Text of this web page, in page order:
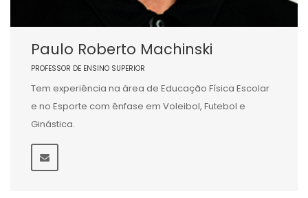
Paulo Roberto Machinski
PROFESSOR DE ENSINO SUPERIOR
Tem experiência na área de Educação Física Escolar
e no Esporte com ênfase em Voleibol, Futebol e
Ginástica.